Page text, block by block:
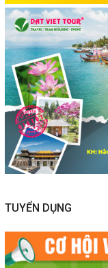
TUYỂN DỤNG